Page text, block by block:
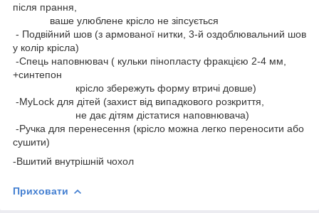
після прання,
ваше улюблене крісло не зіпсується
- Подвійний шов (з армованої нитки, 3-й оздоблювальний шов
у колір крісла)
-Спець наповнювач ( кульки пінопласту фракцією 2-4 мм,
+синтепон
крісло збережуть форму втричі довше)
-MyLock для дітей (захист від випадкового розкриття,
не дає дітям дістатися наповнювача)
-Ручка для перенесення (крісло можна легко переносити або
сушити)
-Вшитий внутрішній чохол
Приховати